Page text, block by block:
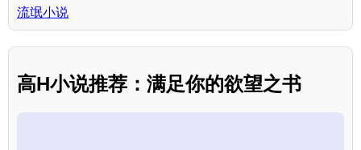
流氓小说
高H小说推荐：满足你的欲望之书